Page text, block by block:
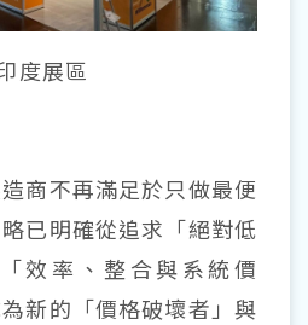
度展區
商不再滿足於只做最便
已明確從追求「絕對低
效率、整合與系統價
新的「價格破壞者」與